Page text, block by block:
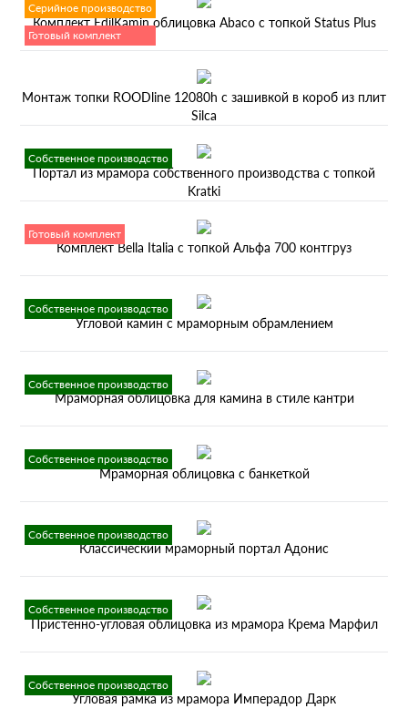
Серийное производство
Готовый комплект
Комплект EdilKamin облицовка Abaco с топкой Status Plus
Монтаж топки ROODline 12080h с зашивкой в короб из плит
Silca
Собственное производство
Портал из мрамора собственного производства с топкой
Kratki
Готовый комплект
Комплект Bella Italia с топкой Альфа 700 контгруз
Собственное производство
Угловой камин с мраморным обрамлением
Собственное производство
Мраморная облицовка для камина в стиле кантри
Собственное производство
Мраморная облицовка с банкеткой
Собственное производство
Классический мраморный портал Адонис
Собственное производство
Пристенно-угловая облицовка из мрамора Крема Марфил
Собственное производство
Угловая рамка из мрамора Имперадор Дарк